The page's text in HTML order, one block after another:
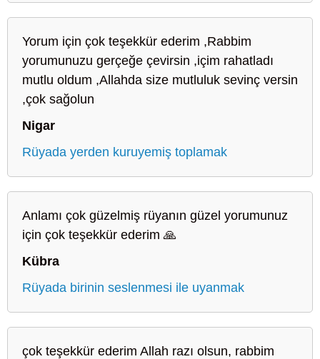
Yorum için çok teşekkür ederim ,Rabbim
yorumunuzu gerçeğe çevirsin ,içim rahatladı
mutlu oldum ,Allahda size mutluluk sevinç versin
,çok sağolun
Nigar
Rüyada yerden kuruyemiş toplamak
Anlamı çok güzelmiş rüyanın güzel yorumunuz
için çok teşekkür ederim 🙏
Kübra
Rüyada birinin seslenmesi ile uyanmak
çok teşekkür ederim Allah razı olsun, rabbim